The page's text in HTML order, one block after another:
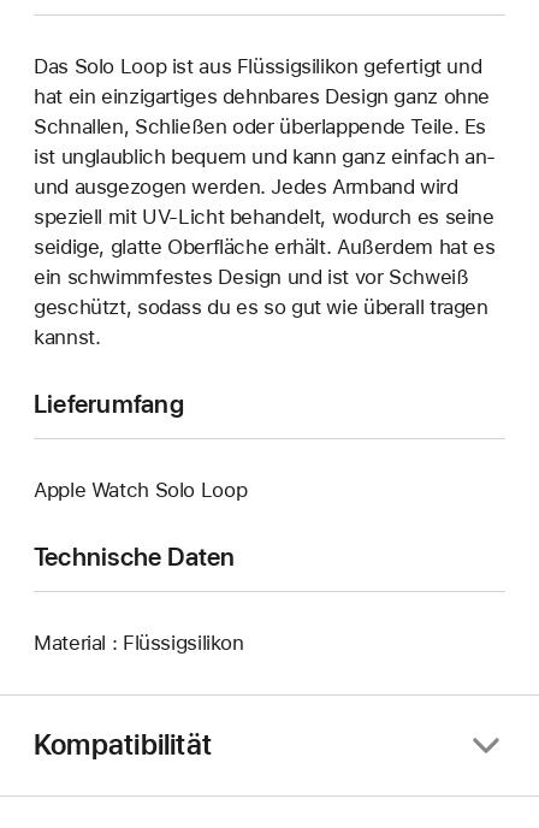
Das Solo Loop ist aus Flüssigsilikon gefertigt und
hat ein einzigartiges dehn­bares Design ganz ohne
Schnallen, Schließen oder überlappende Teile. Es
ist unglaublich bequem und kann ganz einfach an‑
und ausgezogen werden. Jedes Armband wird
speziell mit UV-Licht behandelt, wodurch es seine
seidige, glatte Oberfläche erhält. Außerdem hat es
ein schwimmfestes Design und ist vor Schweiß
geschützt, sodass du es so gut wie überall tragen
kannst.
Lieferumfang
Apple Watch Solo Loop
Technische Daten
Material : Flüssigsilikon
Kompatibilität